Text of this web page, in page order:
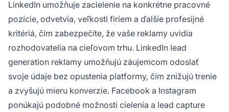
LinkedIn umožňuje zacielenie na konkrétne pracovné
pozície, odvetvia, veľkosti firiem a ďalšie profesijné
kritériá, čím zabezpečíte, že vaše reklamy uvidia
rozhodovatelia na cieľovom trhu. LinkedIn lead
generation reklamy umožňujú záujemcom odoslať
svoje údaje bez opustenia platformy, čím znižujú trenie
a zvyšujú mieru konverzie. Facebook a Instagram
ponúkajú podobné možnosti cielenia a lead capture